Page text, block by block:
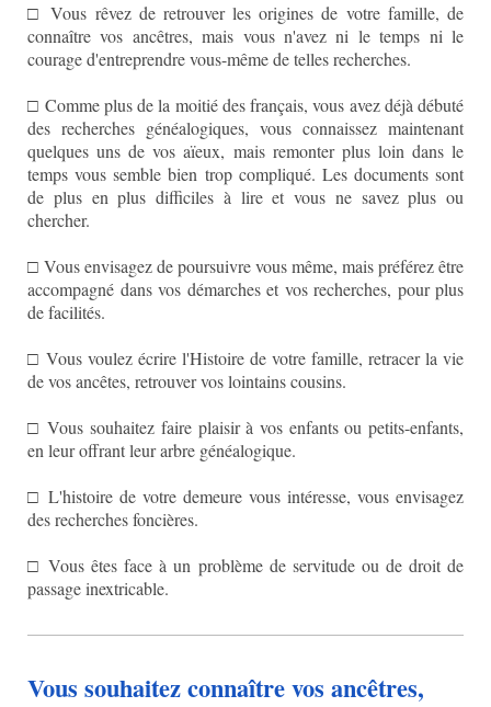
□ Vous rêvez de retrouver les origines de votre famille, de
connaître vos ancêtres, mais vous n'avez ni le temps ni le
courage d'entreprendre vous-même de telles recherches.
□ Comme plus de la moitié des français, vous avez déjà débuté
des recherches généalogiques, vous connaissez maintenant
quelques uns de vos aïeux, mais remonter plus loin dans le
temps vous semble bien trop compliqué. Les documents sont
de plus en plus difficiles à lire et vous ne savez plus ou
chercher.
□ Vous envisagez de poursuivre vous même, mais préférez être
accompagné dans vos démarches et vos recherches, pour plus
de facilités.
□ Vous voulez écrire l'Histoire de votre famille, retracer la vie
de vos ancêtes, retrouver vos lointains cousins.
□ Vous souhaitez faire plaisir à vos enfants ou petits-enfants,
en leur offrant leur arbre généalogique.
□ L'histoire de votre demeure vous intéresse, vous envisagez
des recherches foncières.
□ Vous êtes face à un problème de servitude ou de droit de
passage inextricable.
Vous souhaitez connaître vos ancêtres,